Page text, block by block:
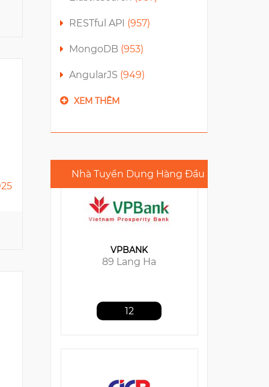
RESTful API (957)
MongoDB (953)
AngularJS (949)
XEM THÊM
Nhà Tuyển Dụng Hàng Đầu
VPBANK
89 Lang Ha
12
10 Quang Trung